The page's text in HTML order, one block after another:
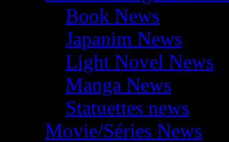
Book News
Japanim News
Light Novel News
Manga News
Statuettes news
Movie/Séries News